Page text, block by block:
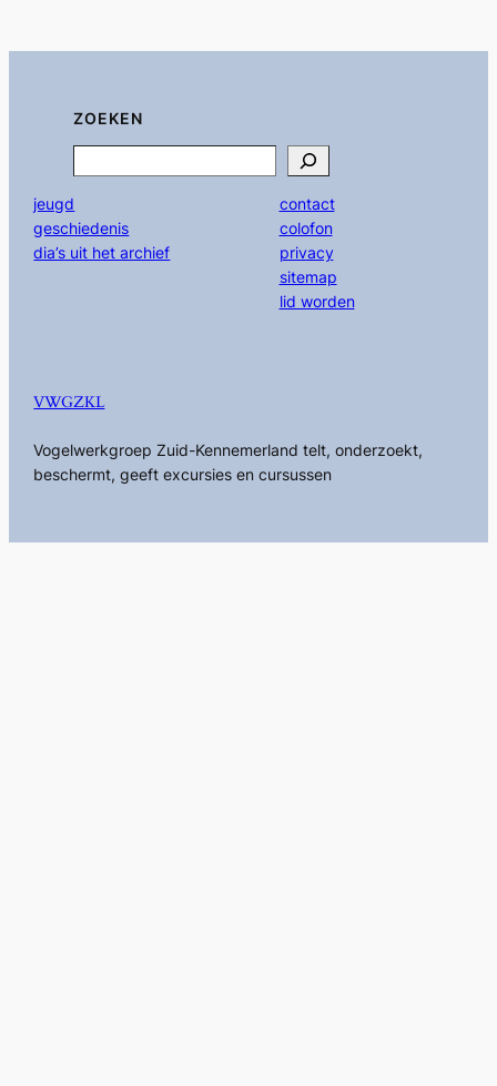
ZOEKEN
jeugd
geschiedenis
dia’s uit het archief
contact
colofon
privacy
sitemap
lid worden
VWGZKL
Vogelwerkgroep Zuid-Kennemerland telt, onderzoekt,
beschermt, geeft excursies en cursussen